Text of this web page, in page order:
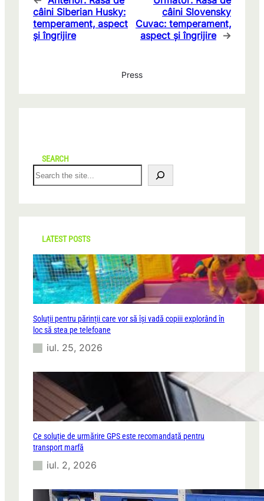
câini Siberian Husky:
temperament, aspect
și îngrijire
câini Slovensky
Cuvac: temperament,
aspect și îngrijire →
Press
SEARCH
S
e
r
c
LATEST POSTS
Soluții pentru părinții care vor să își vadă copiii explorând în
loc să stea pe telefoane
iul. 25, 2026
Ce soluție de urmărire GPS este recomandată pentru
transport marfă
iul. 2, 2026